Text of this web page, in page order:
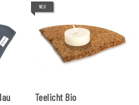
NEU
Teelicht Bio